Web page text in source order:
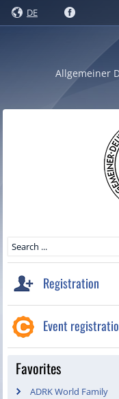
DE
Allgemeiner
Registration
Event
Favorites
ADRK World Family